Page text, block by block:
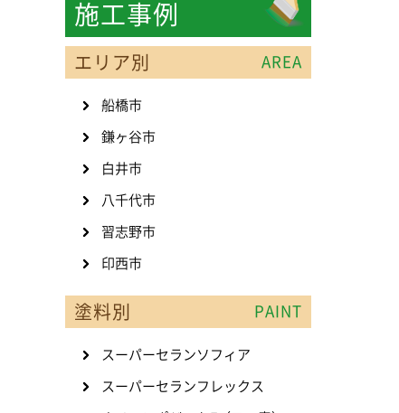
施工事例
エリア別 AREA
船橋市
鎌ヶ谷市
白井市
八千代市
習志野市
印西市
塗料別 PAINT
スーパーセランソフィア
スーパーセランフレックス